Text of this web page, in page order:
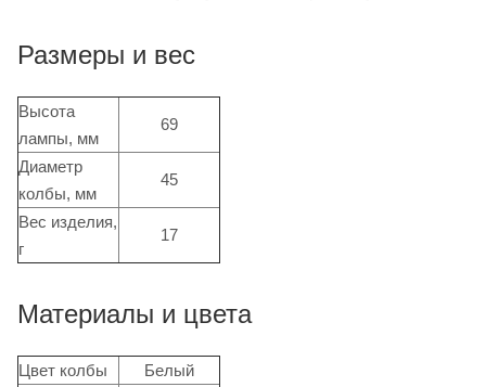
Размеры и вес
Высота
лампы, мм
69
Диаметр
колбы, мм
45
Вес изделия,
г
17
Материалы и цвета
Цвет колбы Белый